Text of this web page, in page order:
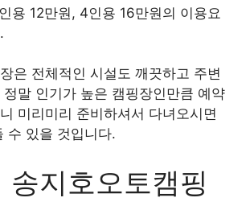
용 12만원, 4인용 16만원의 이용요
은 전체적인 시설도 깨끗하고 주변
말 인기가 높은 캠핑장인만큼 예약
미리미리 준비하셔서 다녀오시면
수 있을 것입니다.
송지호오토캠핑